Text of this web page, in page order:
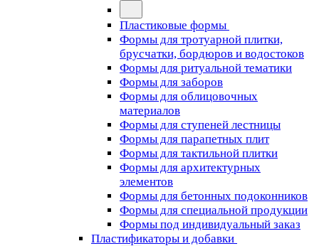
Пластиковые формы
Формы для тротуарной плитки,
брусчатки, бордюров и водостоков
Формы для ритуальной тематики
Формы для заборов
Формы для облицовочных
материалов
Формы для ступеней лестницы
Формы для парапетных плит
Формы для тактильной плитки
Формы для архитектурных
элементов
Формы для бетонных подоконников
Формы для специальной продукции
Формы под индивидуальный заказ
Пластификаторы и добавки